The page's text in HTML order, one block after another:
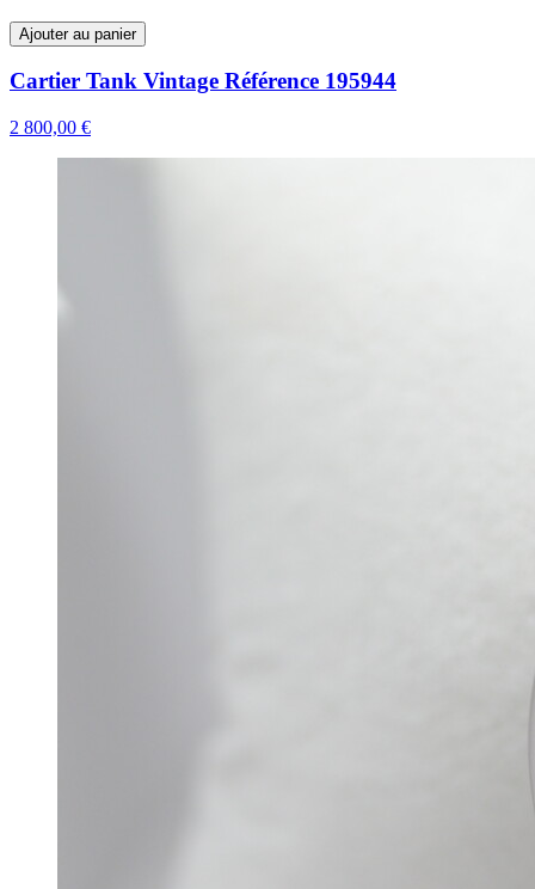
Ajouter au panier
Cartier Tank Vintage Référence 195944
2 800,00 €